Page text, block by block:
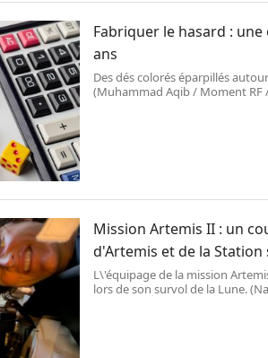
Fabriquer le hasard :
ans
Des dés colorés éparpillés
(Muhammad Aqib / Moment RF
Mission Artemis II : un
d'Artemis et de la
L\'équipage de la mission
lors de son survol de la Lune.